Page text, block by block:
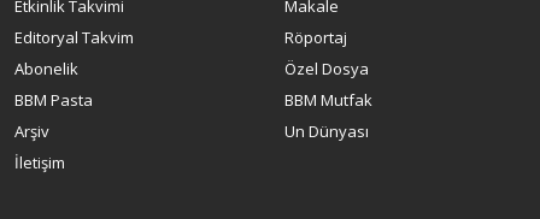
Etkinlik Takvimi
Editoryal Takvim
Abonelik
BBM Pasta
Arşiv
İletişim
Makale
Röportaj
Özel Dosya
BBM Mutfak
Un Dünyası